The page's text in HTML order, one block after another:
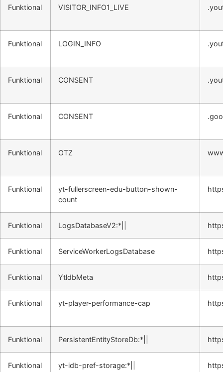
Funktional VISITOR_INFO1_LIVE
Funktional LOGIN_INFO
Funktional CONSENT
Funktional CONSENT
Funktional OTZ
Funktional
yt-fullerscreen-edu-button-shown-
count
Funktional LogsDatabaseV2:*||
Funktional ServiceWorkerLogsDatabase
Funktional YtldbMeta
Funktional yt-player-performance-cap
Funktional PersistentEntityStoreDb:*||
Funktional yt-idb-pref-storage:*||